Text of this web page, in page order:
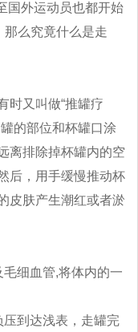
国外运动员也都开始
那么究竟什么是走
时又叫做“推罐疗
的部位和杯罐口涂
离排除掉杯罐内的空
后，用手缓慢推动杯
皮肤产生潮红或者淤
细血管,将体内的一
到达浅表，走罐完